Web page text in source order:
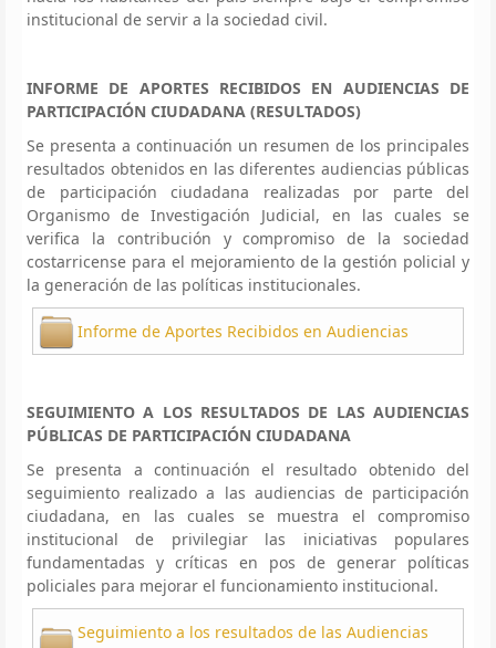
institucional de servir a la sociedad civil.
INFORME DE APORTES RECIBIDOS EN AUDIENCIAS DE
PARTICIPACIÓN CIUDADANA (RESULTADOS)
Se presenta a continuación un resumen de los principales
resultados obtenidos en las diferentes audiencias públicas
de participación ciudadana realizadas por parte del
Organismo de Investigación Judicial, en las cuales se
verifica la contribución y compromiso de la sociedad
costarricense para el mejoramiento de la gestión policial y
la generación de las políticas institucionales.
Informe de Aportes Recibidos en Audiencias
SEGUIMIENTO A LOS RESULTADOS DE LAS AUDIENCIAS
PÚBLICAS DE PARTICIPACIÓN CIUDADANA
Se presenta a continuación el resultado obtenido del
seguimiento realizado a las audiencias de participación
ciudadana, en las cuales se muestra el compromiso
institucional de privilegiar las iniciativas populares
fundamentadas y críticas en pos de generar políticas
policiales para mejorar el funcionamiento institucional.
Seguimiento a los resultados de las Audiencias